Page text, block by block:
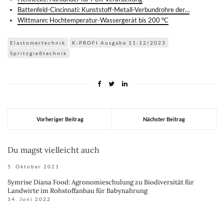
Battenfeld-Cincinnati: Kunststoff-Metall-Verbundrohre der…
Wittmann: Hochtemperatur-Wassergerät bis 200 °C
Elastomertechnik
K-PROFI Ausgabe 11-12/2023
Spritzgießtechnik
Vorheriger Beitrag Nächster Beitrag
Du magst vielleicht auch
5. Oktober 2021
Symrise Diana Food: Agronomieschulung zu Biodiversität für
Landwirte im Rohstoffanbau für Babynahrung
14. Juni 2022